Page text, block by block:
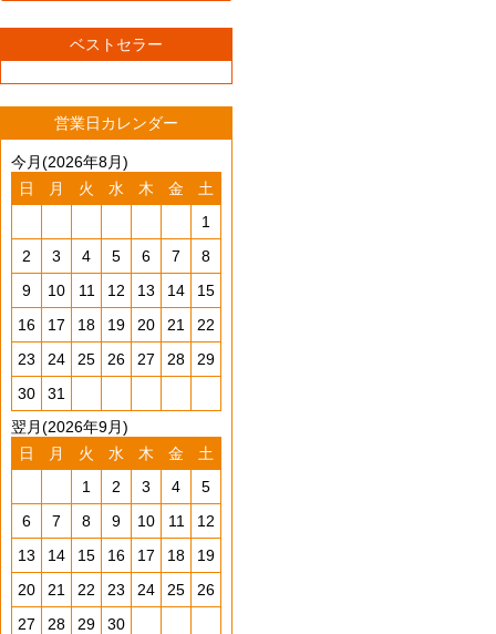
ベストセラー
営業日カレンダー
今月(2026年8月)
日
月 火 水 木 金
土
1
2
3 4 5 6 7
8
9
10 11 12 13 14
15
16
17 18 19 20 21
22
23
24 25 26 27 28
29
30
31
翌月(2026年9月)
日
月 火 水 木 金
土
1
2 3 4
5
6
7 8 9 10 11
12
13
14 15 16 17 18
19
20
21 22 23 24 25
26
27
28 29
30